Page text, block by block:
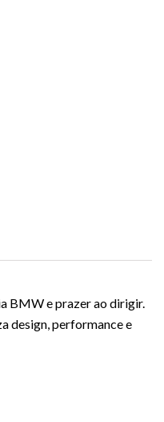
BMW e prazer ao dirigir.
design, performance e